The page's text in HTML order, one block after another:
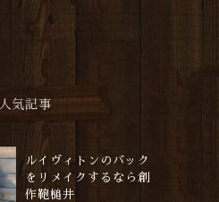
人気記事
ルイヴィトンのバック
をリメイクするなら創
作鞄槌井